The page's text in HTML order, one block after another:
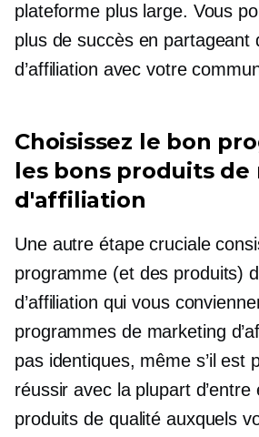
plateforme plus large. Vous
plus de succès en partageant
d’affiliation avec votre
Choisissez le bon
les bons produits
d'affiliation
Une autre étape cruciale
programme (et des produits)
d’affiliation qui vous
programmes de marketing
pas identiques, même s’il est
réussir avec la plupart
produits de qualité auxquels